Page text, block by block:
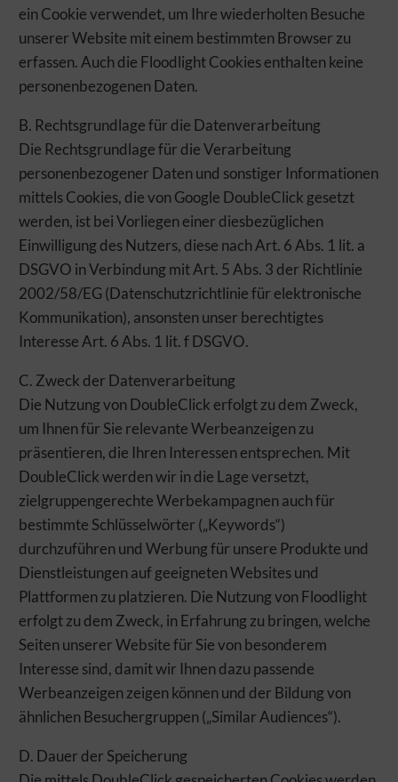
ein Cookie verwendet, um Ihre wiederholten Besuche
unserer Website mit einem bestimmten Browser zu
erfassen. Auch die Floodlight Cookies enthalten keine
personenbezogenen Daten.
B. Rechtsgrundlage für die Datenverarbeitung
Die Rechtsgrundlage für die Verarbeitung
personenbezogener Daten und sonstiger Informationen
mittels Cookies, die von Google DoubleClick gesetzt
werden, ist bei Vorliegen einer diesbezüglichen
Einwilligung des Nutzers, diese nach Art. 6 Abs. 1 lit. a
DSGVO in Verbindung mit Art. 5 Abs. 3 der Richtlinie
2002/58/EG (Datenschutzrichtlinie für elektronische
Kommunikation), ansonsten unser berechtigtes
Interesse Art. 6 Abs. 1 lit. f DSGVO.
C. Zweck der Datenverarbeitung
Die Nutzung von DoubleClick erfolgt zu dem Zweck,
um Ihnen für Sie relevante Werbeanzeigen zu
präsentieren, die Ihren Interessen entsprechen. Mit
DoubleClick werden wir in die Lage versetzt,
zielgruppengerechte Werbekampagnen auch für
bestimmte Schlüsselwörter („Keywords“)
durchzuführen und Werbung für unsere Produkte und
Dienstleistungen auf geeigneten Websites und
Plattformen zu platzieren. Die Nutzung von Floodlight
erfolgt zu dem Zweck, in Erfahrung zu bringen, welche
Seiten unserer Website für Sie von besonderem
Interesse sind, damit wir Ihnen dazu passende
Werbeanzeigen zeigen können und der Bildung von
ähnlichen Besuchergruppen („Similar Audiences“).
D. Dauer der Speicherung